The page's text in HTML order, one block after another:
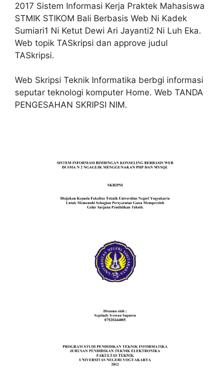
2017 Sistem Informasi Kerja Praktek Mahasiswa
STMIK STIKOM Bali Berbasis Web Ni Kadek
Sumiari1 Ni Ketut Dewi Ari Jayanti2 Ni Luh Eka.
Web topik TASkripsi dan approve judul
TASkripsi.
Web Skripsi Teknik Informatika berbgi informasi
seputar teknologi komputer Home. Web TANDA
PENGESAHAN SKRIPSI NIM.